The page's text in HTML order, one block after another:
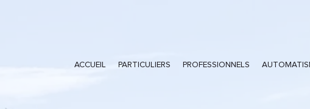
ACCUEIL PARTICULIERS PROFESSIONNELS